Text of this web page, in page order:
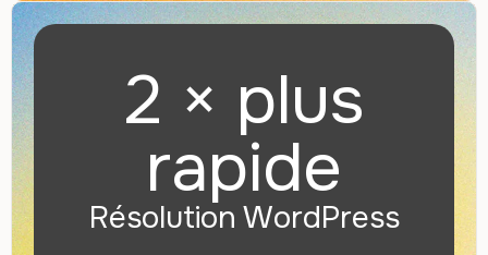
2 × plus
rapide
Résolution WordPress